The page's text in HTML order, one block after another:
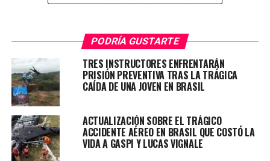
asfáltica, y tras la llegada de un ambulancia del SAME, la
médica Paula Suárez constató el deceso.
El caso es investigado por la fiscalía en turno del
Departamento Judicial de Quilmes, donde el conductor
quedó imputado por doble homicidio culposo.
PODRÍA GUSTARTE
TRES INSTRUCTORES ENFRENTARÁN
PRISIÓN PREVENTIVA TRAS LA TRÁGICA
CAÍDA DE UNA JOVEN EN BRASIL
ACTUALIZACIÓN SOBRE EL TRÁGICO
ACCIDENTE AÉREO EN BRASIL QUE COSTÓ LA
VIDA A GASPI Y LUCAS VIGNALE